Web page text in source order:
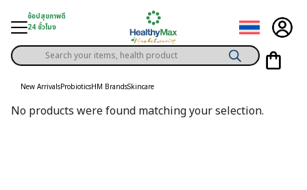
content
ช้อปสุขภาพดี
24 ชั่วโมง
Solution
Products
search
New ArrivalsProbioticsHM BrandsSkincare
No products were found matching your selection.